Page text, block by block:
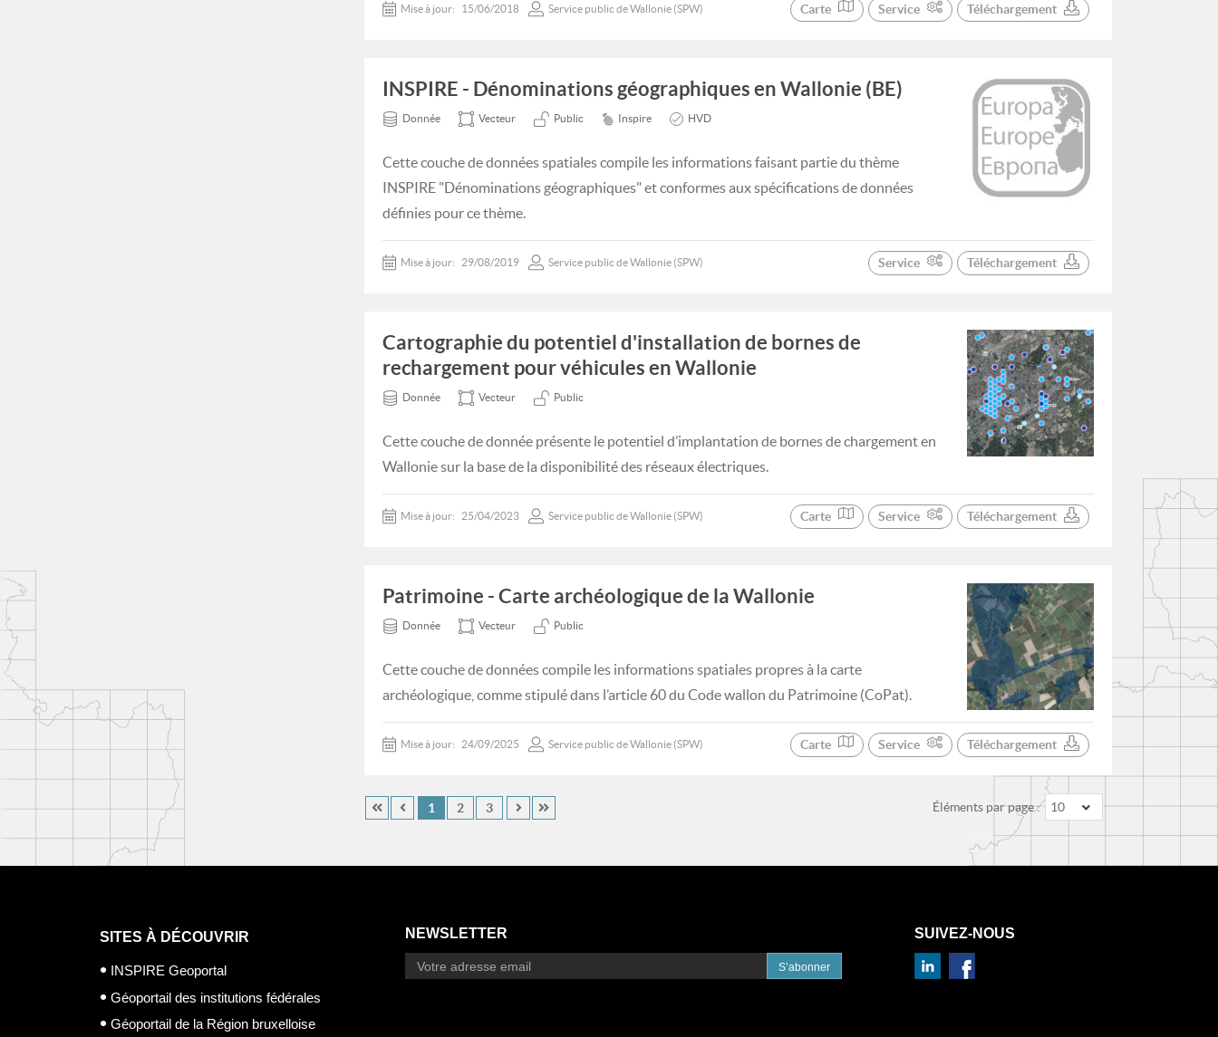
Mise à jour: 15/06/2018 Service public de Wallonie (SPW) Carte Service Téléchargement
INSPIRE - Dénominations géographiques en Wallonie (BE)
Donnée Vecteur Public Inspire HVD
Cette couche de données spatiales compile les informations faisant partie du thème
INSPIRE "Dénominations géographiques" et conformes aux spécifications de données
définies pour ce thème.
Mise à jour: 29/08/2019 Service public de Wallonie (SPW) Service Téléchargement
Cartographie du potentiel d'installation de bornes de
rechargement pour véhicules en Wallonie
Donnée Vecteur Public
Cette couche de donnée présente le potentiel d’implantation de bornes de chargement en
Wallonie sur la base de la disponibilité des réseaux électriques.
Mise à jour: 25/04/2023 Service public de Wallonie (SPW) Carte Service Téléchargement
Patrimoine - Carte archéologique de la Wallonie
Donnée Vecteur Public
Cette couche de données compile les informations spatiales propres à la carte
archéologique, comme stipulé dans l’article 60 du Code wallon du Patrimoine (CoPat).
Mise à jour: 24/09/2025 Service public de Wallonie (SPW) Carte Service Téléchargement
Éléments par page : 10
1 2 3
SITES À DÉCOUVRIR
INSPIRE Geoportal
Géoportail des institutions fédérales
Géoportail de la Région bruxelloise
NEWSLETTER
S’abonner
SUIVEZ-NOUS